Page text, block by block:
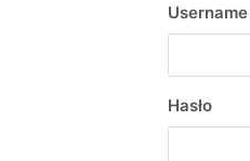
Hasło